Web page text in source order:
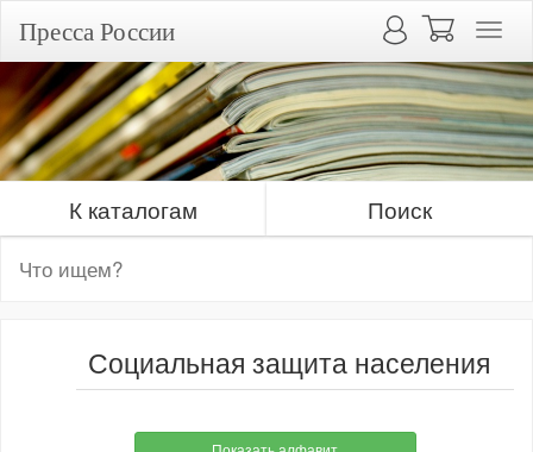
Пресса России
К каталогам Поиск
Социальная защита населения